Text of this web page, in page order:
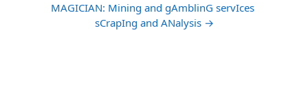
MAGICIAN: Mining and gAmblinG servIces
sCrapIng and ANalysis →